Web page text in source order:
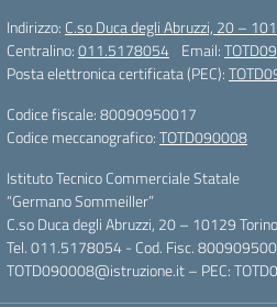
Indirizzo: C.so Duca degli Abruzzi, 20 –
Centralino:011.5178054 Email:
Posta elettronica certificata (PEC):
Codice fiscale: 80090950017
Codice meccanografico:TOTD090008
Istituto Tecnico Commerciale Statale
“Germano Sommeiller”
C.so Duca degli Abruzzi, 20 – 10129 Torino
Tel. 011.5178054 - Cod. Fisc.
TOTD090008@istruzione.it – PEC: